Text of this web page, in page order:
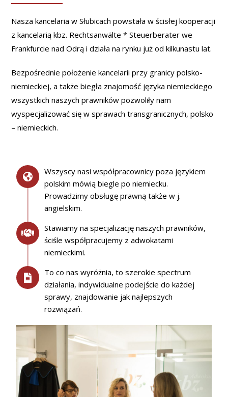
Nasza kancelaria w Słubicach powstała w ścisłej kooperacji
z kancelarią kbz. Rechtsanwälte * Steuerberater we
Frankfurcie nad Odrą i działa na rynku już od kilkunastu lat.
Bezpośrednie położenie kancelarii przy granicy polsko-
niemieckiej, a także biegła znajomość języka niemieckiego
wszystkich naszych prawników pozwoliły nam
wyspecjalizować się w sprawach transgranicznych, polsko
– niemieckich.
Wszyscy nasi współpracownicy poza językiem
polskim mówią biegle po niemiecku.
Prowadzimy obsługę prawną także w j.
angielskim.
Stawiamy na specjalizację naszych prawników,
ściśle współpracujemy z adwokatami
niemieckimi.
To co nas wyróżnia, to szerokie spectrum
działania, indywidualne podejście do każdej
sprawy, znajdowanie jak najlepszych
rozwiązań.